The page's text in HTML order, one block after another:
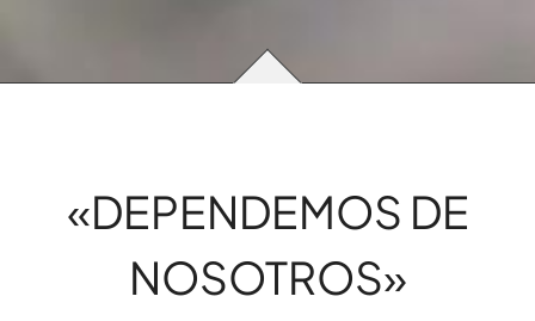
«DEPENDEMOS DE
NOSOTROS»